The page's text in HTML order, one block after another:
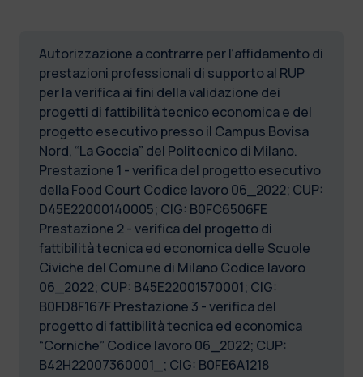
Autorizzazione a contrarre per l’affidamento di
prestazioni professionali di supporto al RUP
per la verifica ai fini della validazione dei
progetti di fattibilità tecnico economica e del
progetto esecutivo presso il Campus Bovisa
Nord, “La Goccia” del Politecnico di Milano.
Prestazione 1 - verifica del progetto esecutivo
della Food Court Codice lavoro 06_2022; CUP:
D45E22000140005; CIG: B0FC6506FE
Prestazione 2 - verifica del progetto di
fattibilità tecnica ed economica delle Scuole
Civiche del Comune di Milano Codice lavoro
06_2022; CUP: B45E22001570001; CIG:
B0FD8F167F Prestazione 3 - verifica del
progetto di fattibilità tecnica ed economica
“Corniche” Codice lavoro 06_2022; CUP:
B42H22007360001_; CIG: B0FE6A1218